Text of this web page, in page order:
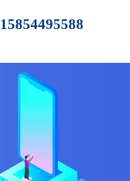
15854495588